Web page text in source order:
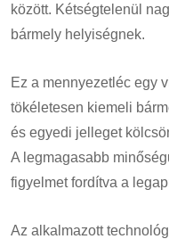
között. Kétségtelenül
bármely helyiségnek.
Ez a mennyezetléc egy
tökéletesen kiemeli
és egyedi jelleget
A legmagasabb
figyelmet fordítva a
Az alkalmazott